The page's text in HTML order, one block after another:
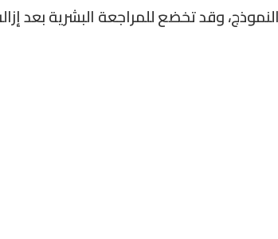
وقد تخضع للمراجعة البشرية بعد إزالة